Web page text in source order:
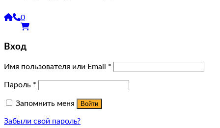
0
Вход
Имя пользователя или Email *
Пароль *
Запомнить меня Войти
Забыли свой пароль?